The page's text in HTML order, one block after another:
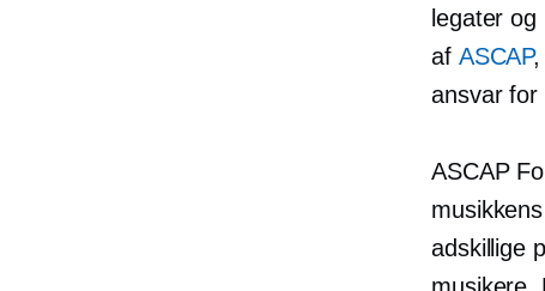
legater
af ASCAP,
ansvar for
ASCAP
adskillige